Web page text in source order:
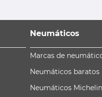
Neumáticos
Marcas de
Neumáticos baratos
Neumáticos Michelin